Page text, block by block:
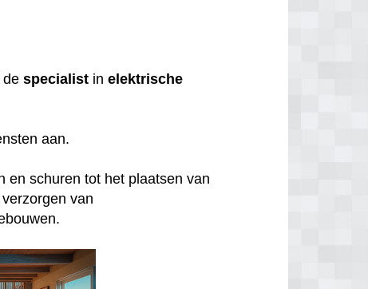
despecialist inelektrische
aan.
en schuren tot het plaatsen van
van